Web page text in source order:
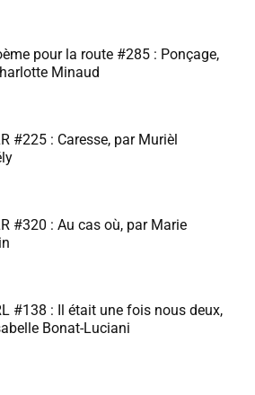
pour la route #285 : Ponçage,
Minaud
#225 : Caresse, par Murièl
#320 : Au cas où, par Marie
#138 : Il était une fois nous deux,
Bonat-Luciani